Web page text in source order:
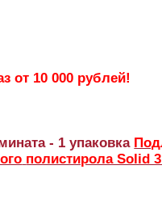
от 10 000 рублей!
- 1 упаковка
полистирола Solid